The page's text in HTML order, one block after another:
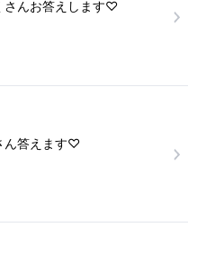
さんお答えします♡
ん答えます♡